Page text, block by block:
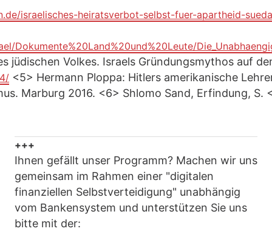
israelisches-heiratsverbot-selbst-fuer-apartheid-
Dokumente%20Land%20und%20Leute/
jüdischen Volkes. Israels Gründungsmythos auf
<5> Hermann Ploppa: Hitlers amerikanische
Marburg 2016. <6> Shlomo Sand, Erfindung, S.
+++
Ihnen gefällt unser Programm? Machen wir uns
gemeinsam im Rahmen einer "digitalen
finanziellen Selbstverteidigung" unabhängig
vom Bankensystem und unterstützen Sie uns
bitte mit der: